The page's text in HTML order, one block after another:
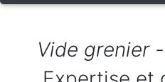
Vide grenier